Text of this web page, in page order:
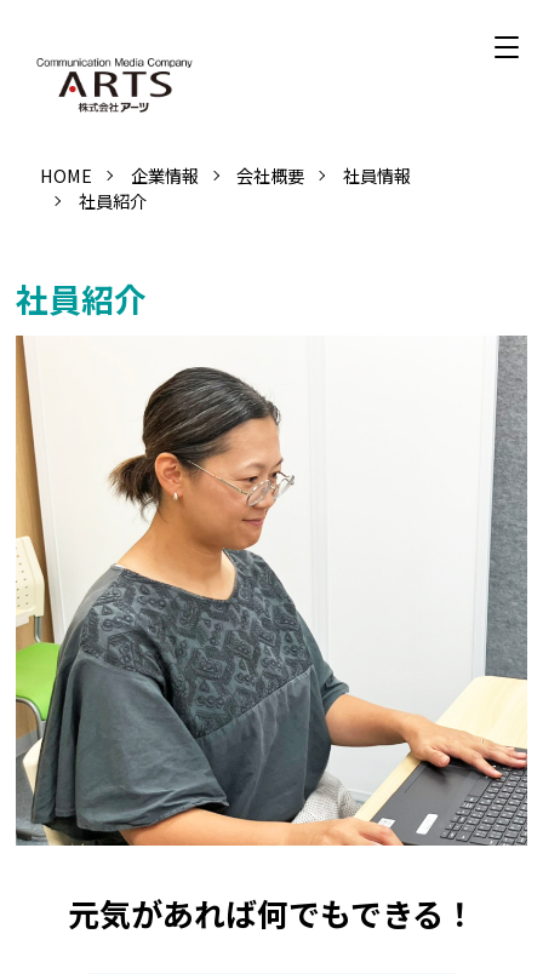
HOME 企業情報 会社概要
社員情報
社員紹介
社員紹介
元気があれば何でもできる！